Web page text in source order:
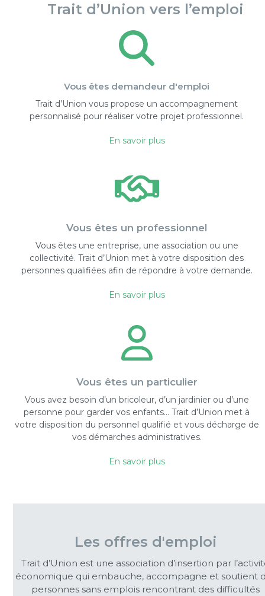
Trait d’Union vers l’emploi
Vous êtes demandeur d'emploi
Trait d’Union vous propose un accompagnement
personnalisé pour réaliser votre projet professionnel.
En savoir plus
Vous êtes un professionnel
Vous êtes une entreprise, une association ou une
collectivité. Trait d’Union met à votre disposition des
personnes qualifiées afin de répondre à votre demande.
En savoir plus
Vous êtes un particulier
Vous avez besoin d’un bricoleur, d’un jardinier ou d’une
personne pour garder vos enfants… Trait d’Union met à
votre disposition du personnel qualifié et vous décharge de
vos démarches administratives.
En savoir plus
Les offres d'emploi
Trait d’Union est une association d’insertion par
économique qui embauche, accompagne et soutient
personnes sans emplois rencontrant des difficultés